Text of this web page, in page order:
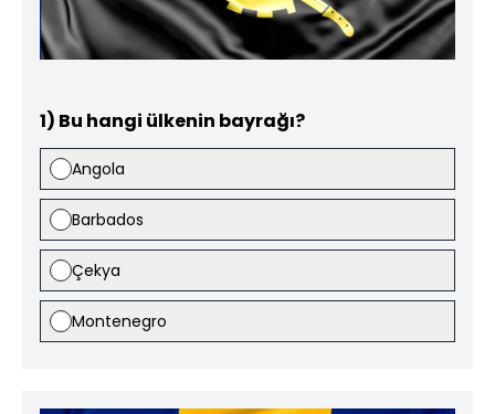
1) Bu hangi ülkenin bayrağı?
Angola
Barbados
Çekya
Montenegro